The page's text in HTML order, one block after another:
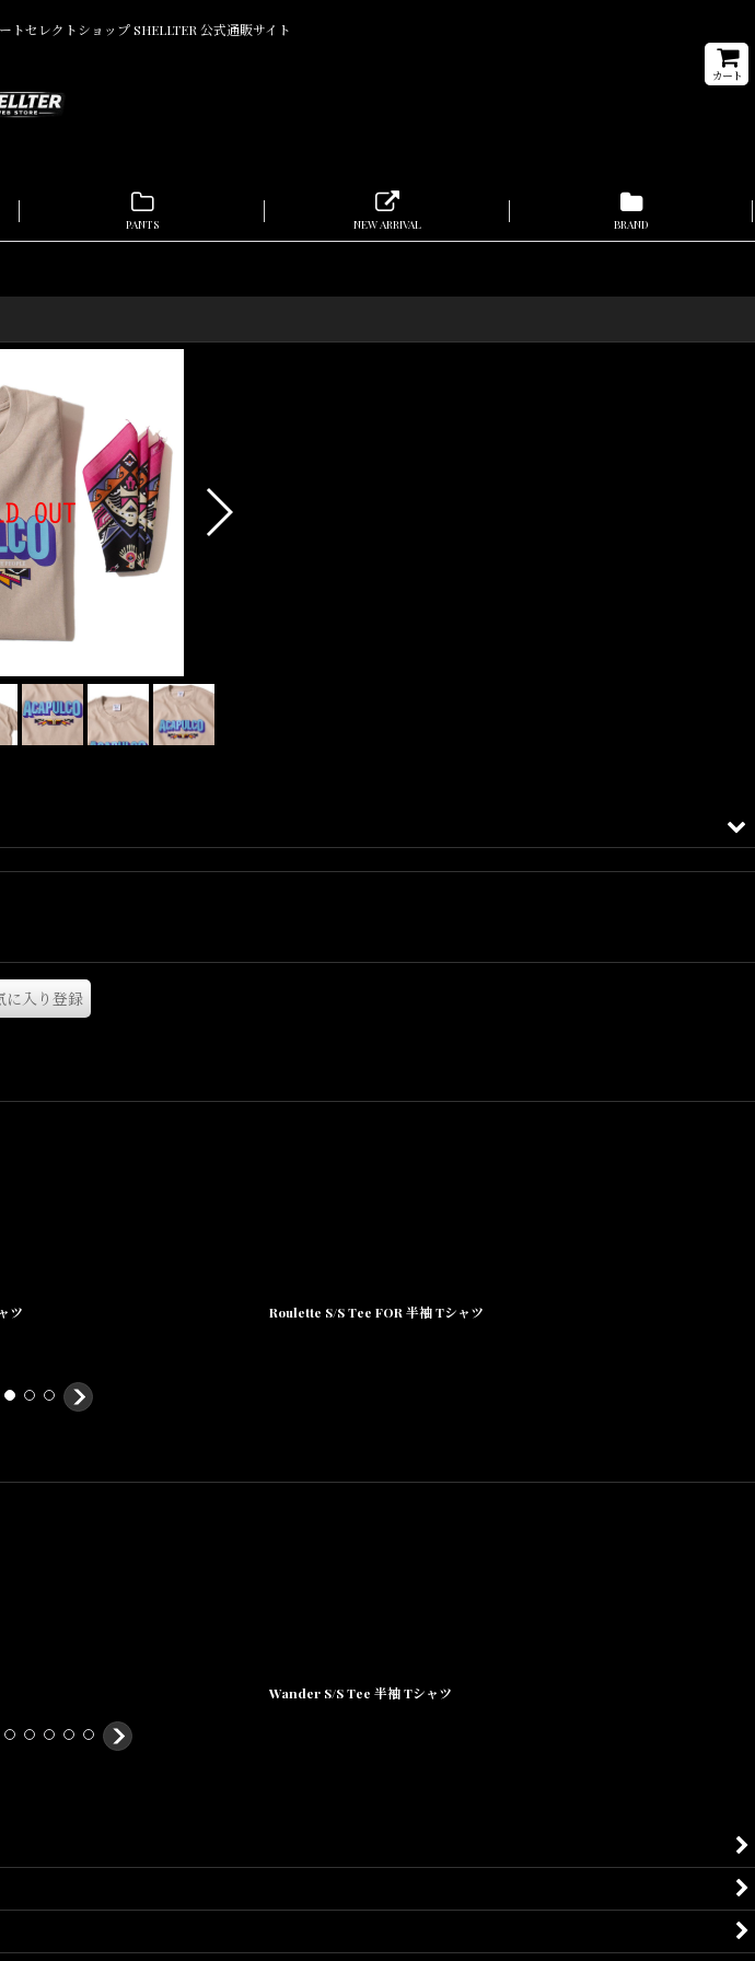
セレクトショップ SHELLTER 公式通販サイト
カート
PANTS NEW ARRIVAL BRAND
肩幅:51cm, 袖丈:21cm)
肩幅:52cm, 袖丈:21cm)
に入り登録
ツ Roulette S/S Tee FOR 半袖 Tシャツ
Wander S/S Tee 半袖 Tシャツ